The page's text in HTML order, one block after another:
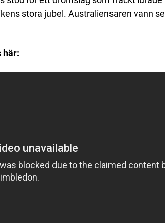
stora jubel. Australiensaren vann
här: